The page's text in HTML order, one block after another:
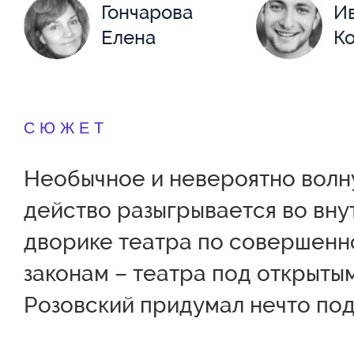
Гончарова
Елена
Наталья
Рассказова
Маргарита
Сарайкин
Денис
СЮЖЕТ
Необычное и невероятно
действо разыгрывается во
дворике театра по
законам – театра под
Розовский придумал нечто